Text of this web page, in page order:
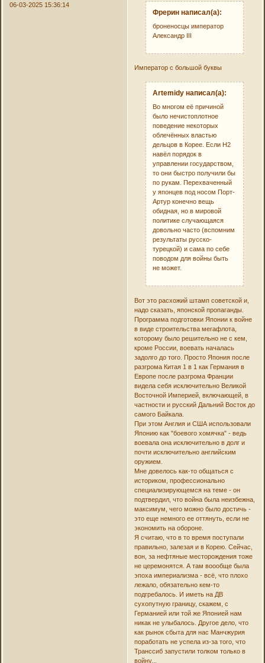
06-03-2025 15:36:14
Фрерин написал(а):
броненосцы император
Александр III
Император с большой буквы
Artemidy написал(а):
Во многом её причиной
было нечистоплотное
поведение некоторых
облечённых властью
дельцов в Корее. Если Н2
навёл порядок в
управлении государством,
то они быстро получили бы
по рукам. Перехваченный
у японцев под носом Порт-
Артур конечно вещь
обидная, но в мировой
политике случающаяся
довольно часто (вспомним
результаты русско-
турецкой) и сама по себе
поводом для войны быть
не может.
Вот это расхожий штамп советской и,
надо сказать, японской пропаганды.
Программа подготовки Японии к войне
в виде строительства мегафлота,
которому было решительно не с кем,
кроме России, воевать началась
задолго до того. Просто Япония после
разгрома Китая 1 в 1 как Германия в
Европе после разгрома Франции
видела себя исключительно Великой
Восточной Империей, включающей, в
частности и русский Дальний Восток до
самого Байкала.
При этом Англия и США использовали
Японию как "боевого хомячка" - ведь
воевала она исключительно в долг и
почти исключительно английским
оружием.
Мне довелось как-то общаться с
историком, профессионально
специализирующемся на теме - он
подтвердил, что война была неизбежна,
максимум, чего можно было достичь -
это еще немного ее оттянуть, если не
экономить на обороне.
Я считаю, что в то время поступали
правильно, залезая и в Корею. Сейчас,
вон, за нефтяные месторождения тоже
не церемонятся. А там воообще была
эпоха империализма - всё, что плохо
лежало, обязательно кем-то
подгребалось. И иметь на ДВ
сухопутную границу, скажем, с
Германией или той же Японией нам
никак не улыбалось. Другое дело, что
как рынок сбыта для нас Манчжурия
поработать не успела из-за того, что
Транссиб запустили толком только в
войну...